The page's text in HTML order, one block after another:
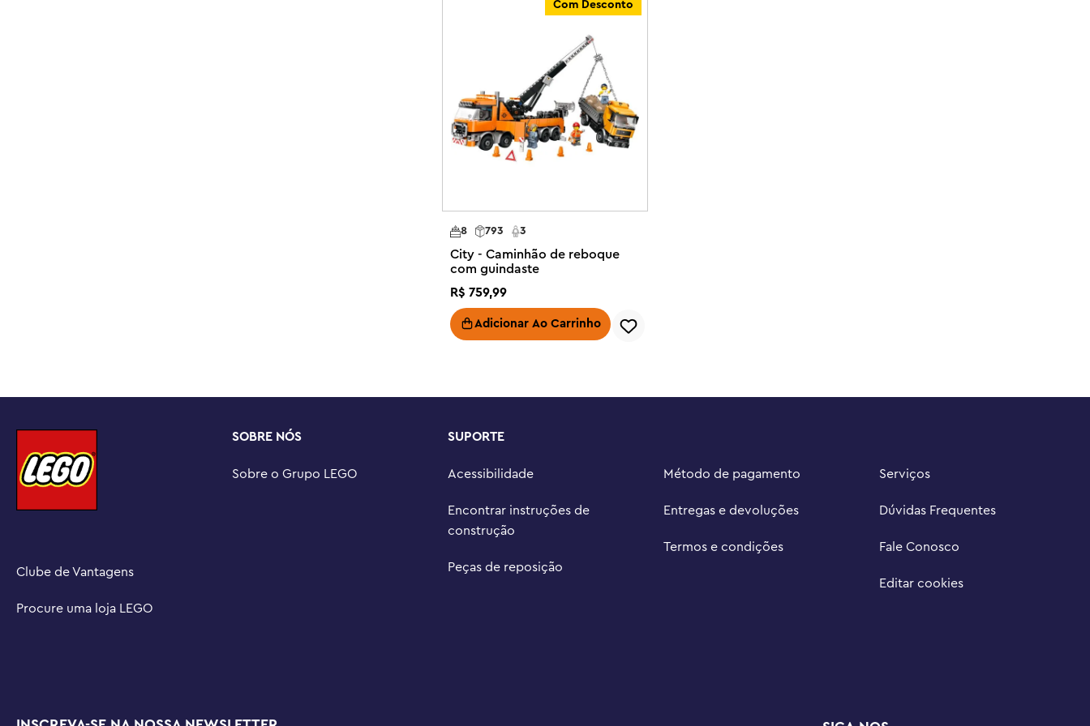
Brinquedo de trabalhador de salvamento para maiores de 7 anos – Apresente às crianças o
mundo vital da reciclagem com este divertido conjunto de brinquedos LEGO® City
O que há na caixa? – Este brinquedo LEGO® ferro-velho inclui tudo o que as crianças
Um brinquedo de ferro-velho com funções de faz de conta para brincadeiras realistas – As
triturador e pressionar uma alavanca para transformá-los em cubos de sucata
divertidos, como um computador de brinquedo e ferramentas, incluindo uma furadeira,
Um presente divertido para crianças – Dê este brinquedo de construção LEGO® como um
construção intuitiva com ferramentas que permitem que ele amplie e gire modelos em 3D
Uma cidade sem limites – LEGO® City é um lugar onde as crianças podem dar asas à sua
imaginação sem limites, com veículos de brinquedo, estruturas e personagens que as
inspiram a construir, criar, explorar e brincar
(22 cm) de altura, 14,5 pol. (37 cm) de largura e 11 pol. (28 cm) de profundidade
Com Desconto
793
8 3
City - Caminhão de reboque
com guindaste
R$ 759,99
Adicionar Ao Carrinho
Clube de Vantagens
Procure uma loja LEGO
SOBRE NÓS
Sobre o Grupo LEGO
SUPORTE
Acessibilidade
Encontrar instruções de
construção
Peças de reposição
Método de pagamento
Entregas e devoluções
Termos e condições
Serviços
Dúvidas Frequentes
Fale Conosco
Editar cookies